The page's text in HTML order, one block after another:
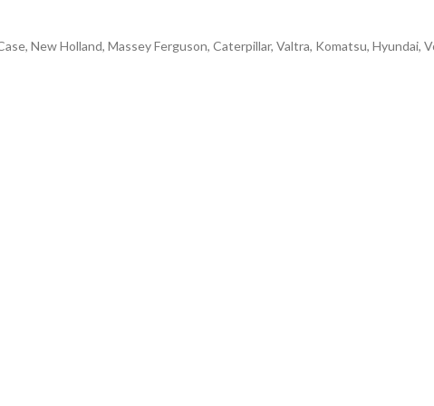
New Holland, Massey Ferguson, Caterpillar, Valtra, Komatsu, Hyundai,